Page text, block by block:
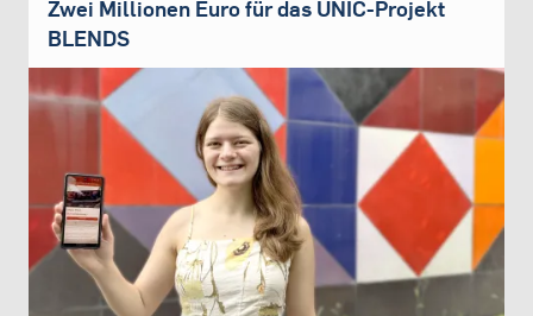
Zwei Millionen Euro für das UNIC-Projekt
BLENDS